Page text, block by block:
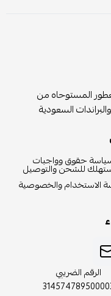
المستوحاه من
السعودية
حقوق وواجبات
للشحن والتوصيل
الاستخدام والخصوصية
الرقم الضريبي